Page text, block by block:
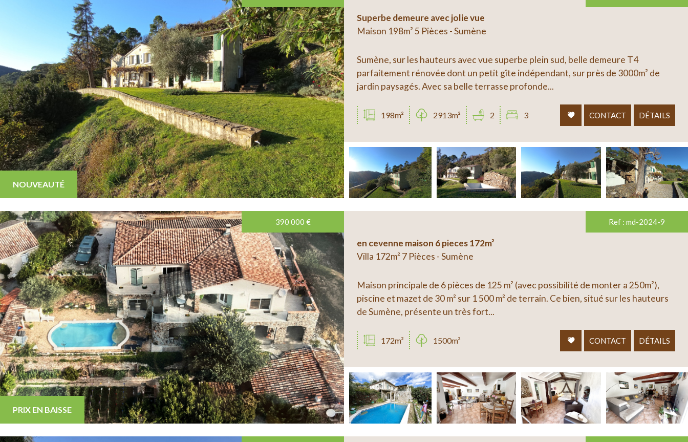
Locals / Commerces
Entrepot
Locals / Commerces
Entrepot
Entrepot
NOUVEAUTÉ
Superbe demeure avec jolie vue
Maison 198m² 5 Pièces - Sumène
Sumène, sur les hauteurs avec vue superbe plein sud, belle demeure T4
parfaitement rénovée dont un petit gîte indépendant, sur près de 3000m² de
jardin paysagés. Avec sa belle terrasse profonde...
198m² 2913m² 2 3 CONTACT DÉTAILS
PRIX EN BAISSE
390 000 € Ref : md-2024-9
en cevenne maison 6 pieces 172m²
Villa 172m² 7 Pièces - Sumène
Maison principale de 6 pièces de 125 m² (avec possibilité de monter a 250m²),
piscine et mazet de 30 m² sur 1 500 m² de terrain. Ce bien, situé sur les hauteurs
de Sumène, présente un très fort...
172m² 1500m² CONTACT DÉTAILS